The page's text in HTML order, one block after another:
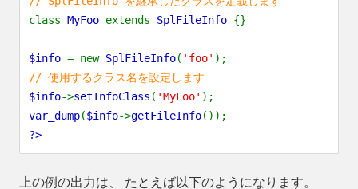
class MyFoo extends SplFileInfo {}
$info = new SplFileInfo( 'foo' );
// 使用するクラス名を設定します
$info->setInfoClass ( 'MyFoo' );
var_dump($info->getFileInfo());
?>
上の例の出力は、 たとえば以下のようになります。